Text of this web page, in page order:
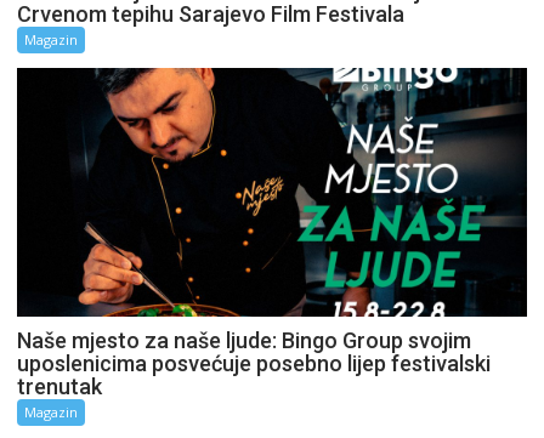
Crvenom tepihu Sarajevo Film Festivala
Magazin
Naše mjesto za naše ljude: Bingo Group svojim
uposlenicima posvećuje posebno lijep festivalski
trenutak
Magazin